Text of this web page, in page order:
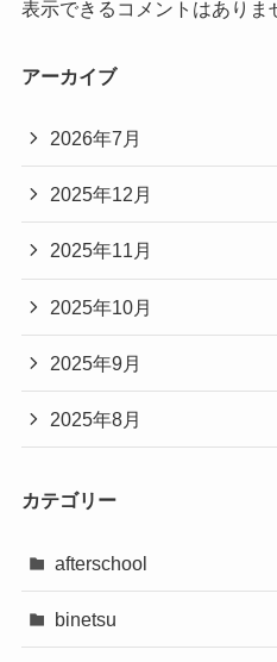
表示できるコメントはありま
アーカイブ
2026年7月
2025年12月
2025年11月
2025年10月
2025年9月
2025年8月
カテゴリー
afterschool
binetsu